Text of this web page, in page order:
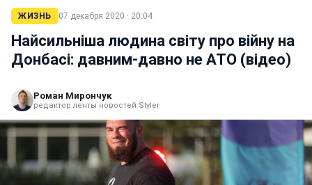
ЖИЗНЬ 07 декабря 2020 · 20:04
Найсильніша людина світу про війну на
Донбасі: давним-давно не АТО (відео)
Роман Мирончук
редактор ленты новостей Styler